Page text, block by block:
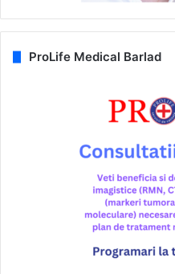
ProLife Medical Barlad